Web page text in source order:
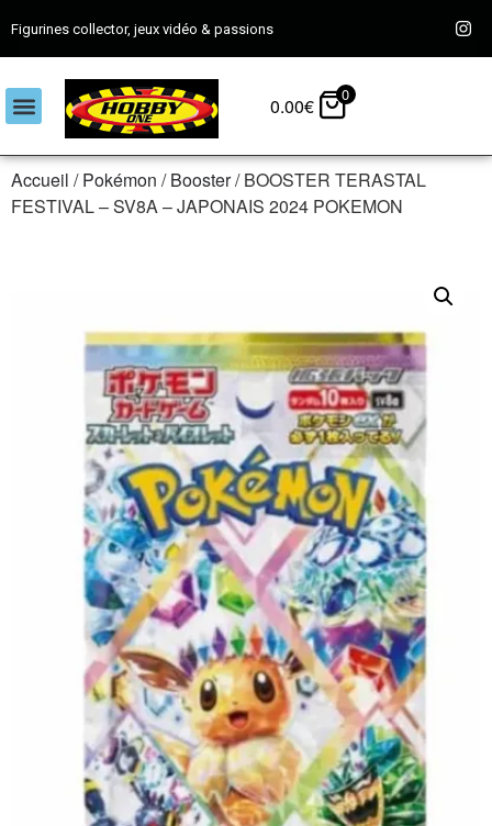
Figurines collector, jeux vidéo & passions
0.00€ 0
Accueil /Pokémon /Booster/ BOOSTER TERASTAL
FESTIVAL – SV8A – JAPONAIS 2024 POKEMON